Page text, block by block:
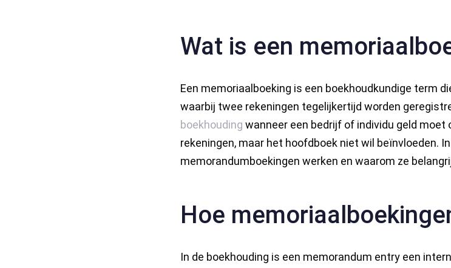
Wat is een
Een memoriaalboeking is een boekhoudkundige term
waarbij twee rekeningen tegelijkertijd worden
boekhouding wanneer een bedrijf of individu geld
rekeningen, maar het hoofdboek niet wil beïnvloeden.
memorandumboekingen werken en waarom ze
Hoe
In de boekhouding is een memorandum entry een